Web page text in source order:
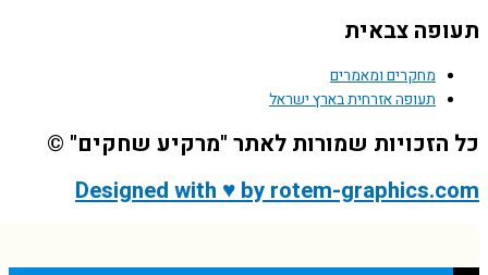
צבאית
מחקרים ומאמרים
תעופה אזרחית בארץ ישראל
שמורות לאתר "מרקיע שחקים" ©
Designed with ♥ by rotem-